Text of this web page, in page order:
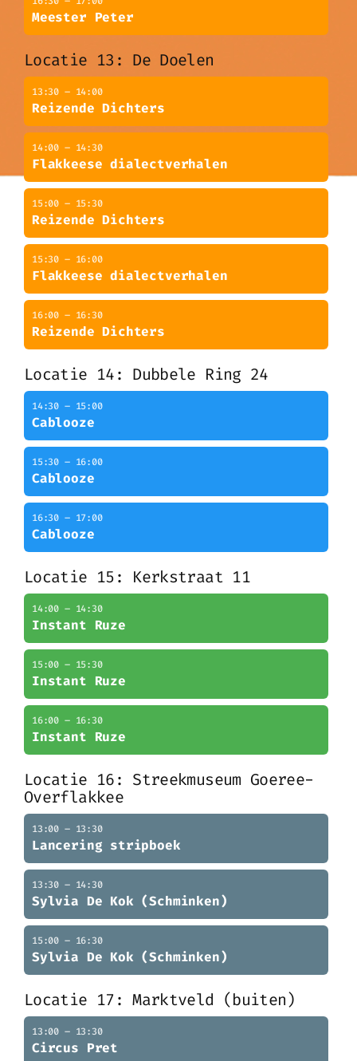
Meester Peter
Locatie 13: De Doelen
13:30 – 14:00
Reizende Dichters
14:00 – 14:30
Flakkeese dialectverhalen
15:00 – 15:30
Reizende Dichters
15:30 – 16:00
Flakkeese dialectverhalen
16:00 – 16:30
Reizende Dichters
Locatie 14: Dubbele Ring 24
14:30 – 15:00
Cablooze
15:30 – 16:00
Cablooze
16:30 – 17:00
Cablooze
Locatie 15: Kerkstraat 11
14:00 – 14:30
Instant Ruze
15:00 – 15:30
Instant Ruze
16:00 – 16:30
Instant Ruze
Locatie 16: Streekmuseum Goeree-
Overflakkee
13:00 – 13:30
Lancering stripboek
13:30 – 14:30
Sylvia De Kok (Schminken)
15:00 – 16:30
Sylvia De Kok (Schminken)
Locatie 17: Marktveld (buiten)
13:00 – 13:30
Circus Pret